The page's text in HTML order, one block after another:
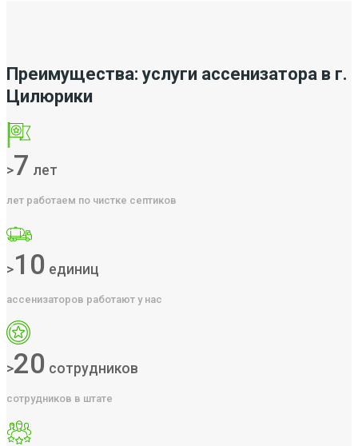
Преимущества: услуги ассенизатора в г.
Цилюрики
>7 лет
лет работаем по чистке септиков
>10 единиц
ассенизаторов работают у нас
>20 сотрудников
сотрудников в штате